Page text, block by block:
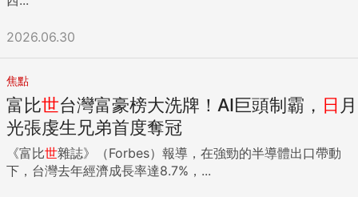
2026.06.30
焦點
富比世台灣富豪榜大洗牌！AI巨頭制霸， 日 月
光張虔生兄弟首度奪冠
《富比世雜誌》（Forbes）報導，在強勁的半導體出口帶動
下，台灣去年經濟成長率達8.7%，...